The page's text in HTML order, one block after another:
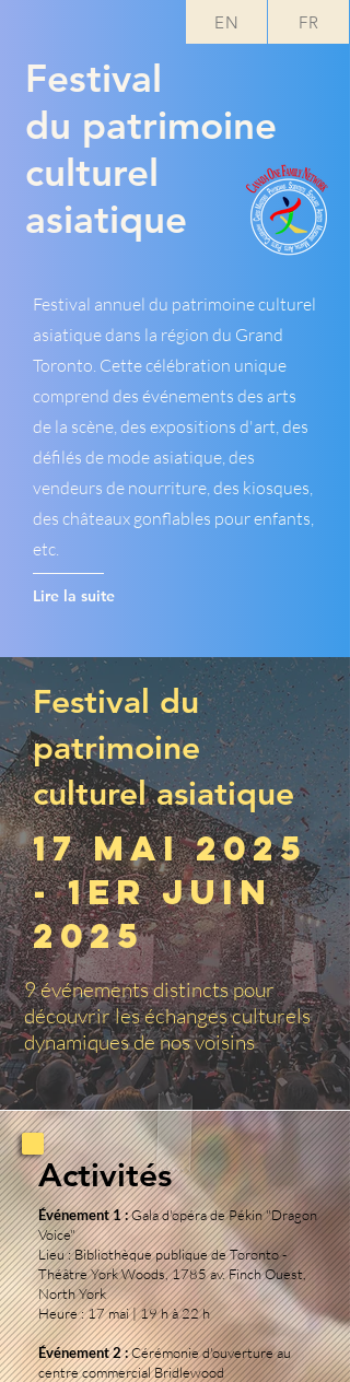
EN FR
Festival
du patrimoine
culturel
asiatique
Festival annuel du patrimoine culturel
asiatique dans la région du Grand
Toronto. Cette célébration unique
comprend des événements des arts
de la scène, des expositions d'art, des
défilés de mode asiatique, des
vendeurs de nourriture, des kiosques,
des châteaux gonflables pour enfants,
etc.
Lire la suite
Festival du
patrimoine
culturel asiatique
17 mai 2025
- 1er juin
2025
9 événements distincts pour
découvrir les échanges culturels
dynamiques de nos voisins
Activités
Événement 1 :Gala d'opéra de Pékin "Dragon
Voice"
Lieu : Bibliothèque publique de Toronto -
Théâtre York Woods, 1785 av. Finch Ouest,
North York
Heure : 17 mai | 19 h à 22 h
Événement 2 :Cérémonie d'ouverture au
centre commercial Bridlewood